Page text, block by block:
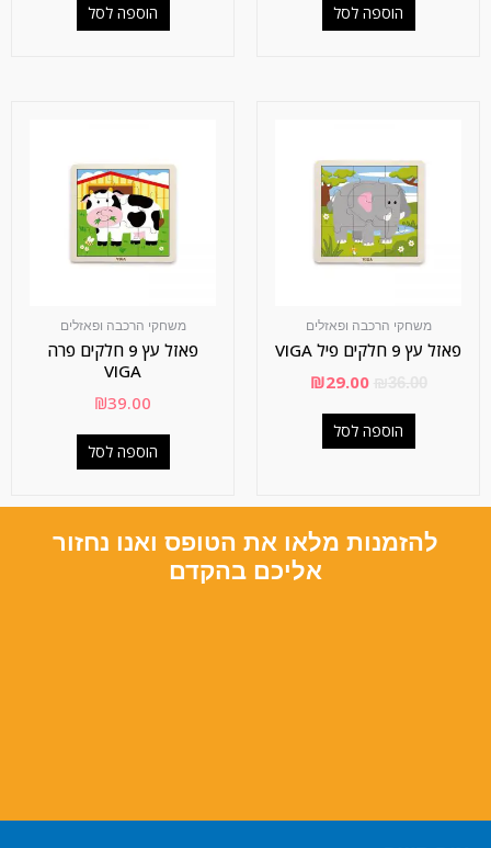
הוספה לסל הוספה לסל
משחקי הרכבה ופאזלים
פאזל עץ 9 חלקים פרה
VIGA
₪39.00
הוספה לסל
משחקי הרכבה ופאזלים
פאזל עץ 9 חלקים פיל VIGA
₪29.00
הוספה לסל
להזמנות מלאו את הטופס ואנו נחזור
אליכם בהקדם